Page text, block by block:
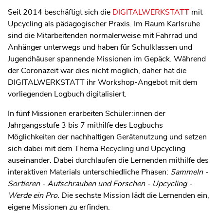
Seit 2014 beschäftigt sich die DIGITALWERKSTATT mit
Upcycling als pädagogischer Praxis. Im Raum Karlsruhe
sind die Mitarbeitenden normalerweise mit Fahrrad und
Anhänger unterwegs und haben für Schulklassen und
Jugendhäuser spannende Missionen im Gepäck. Während
der Coronazeit war dies nicht möglich, daher hat die
DIGITALWERKSTATT ihr Workshop-Angebot mit dem
vorliegenden Logbuch digitalisiert.
In fünf Missionen erarbeiten Schüler:innen der
Jahrgangsstufe 3 bis 7 mithilfe des Logbuchs
Möglichkeiten der nachhaltigen Gerätenutzung und setzen
sich dabei mit dem Thema Recycling und Upcycling
auseinander. Dabei durchlaufen die Lernenden mithilfe des
interaktiven Materials unterschiedliche Phasen: Sammeln -
Sortieren - Aufschrauben und Forschen - Upcycling -
Werde ein Pro. Die sechste Mission lädt die Lernenden ein,
eigene Missionen zu erfinden.